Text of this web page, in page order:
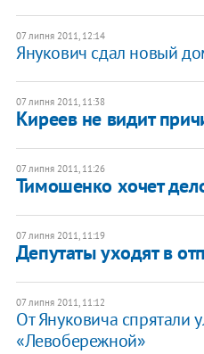
07 липня 2011, 12:14
Янукович сдал новый
07 липня 2011, 11:38
Киреев не видит
07 липня 2011, 11:26
Тимошенко хочет
07 липня 2011, 11:19
Депутаты уходят в
07 липня 2011, 11:12
От Януковича спрятали
«Левобережной»